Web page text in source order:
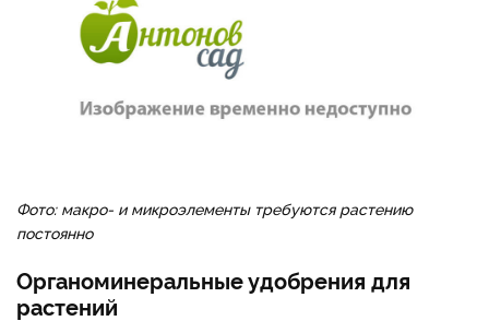
Фото: макро- и микроэлементы требуются растению
постоянно
Органоминеральные удобрения для
растений